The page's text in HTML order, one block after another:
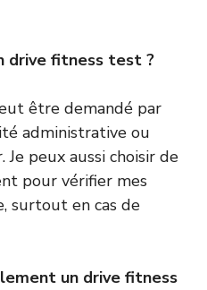
drive fitness test ?
être demandé par
administrative ou
Je peux aussi choisir de
pour vérifier mes
surtout en cas de
un drive fitness